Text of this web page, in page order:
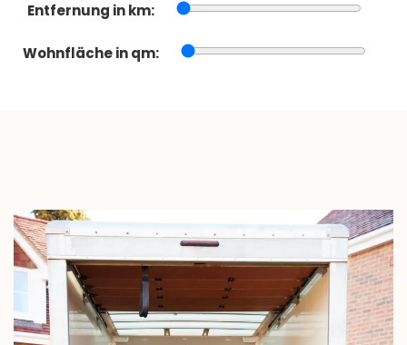
Entfernung in km:
Wohnfläche in qm: